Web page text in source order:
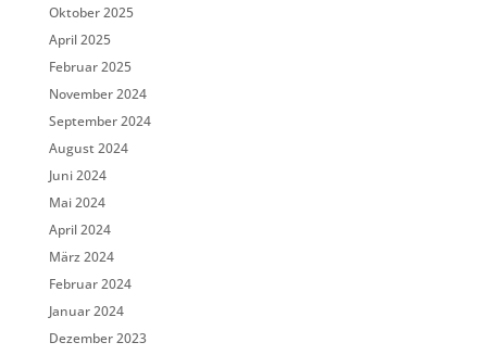
Oktober 2025
April 2025
Februar 2025
November 2024
September 2024
August 2024
Juni 2024
Mai 2024
April 2024
März 2024
Februar 2024
Januar 2024
Dezember 2023